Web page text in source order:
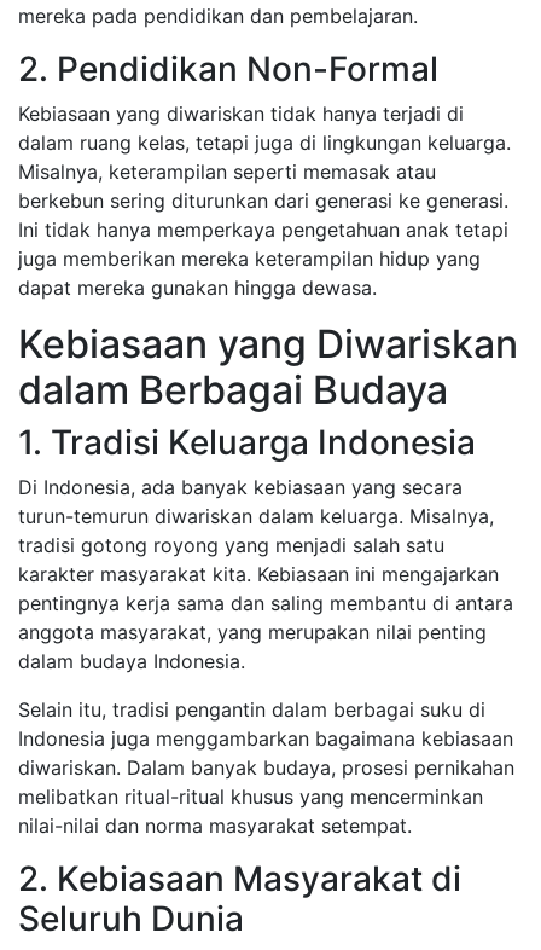
mereka pada pendidikan dan pembelajaran.
2. Pendidikan Non-Formal
Kebiasaan yang diwariskan tidak hanya terjadi di
dalam ruang kelas, tetapi juga di lingkungan keluarga.
Misalnya, keterampilan seperti memasak atau
berkebun sering diturunkan dari generasi ke generasi.
Ini tidak hanya memperkaya pengetahuan anak tetapi
juga memberikan mereka keterampilan hidup yang
dapat mereka gunakan hingga dewasa.
Kebiasaan yang Diwariskan
dalam Berbagai Budaya
1. Tradisi Keluarga Indonesia
Di Indonesia, ada banyak kebiasaan yang secara
turun-temurun diwariskan dalam keluarga. Misalnya,
tradisi gotong royong yang menjadi salah satu
karakter masyarakat kita. Kebiasaan ini mengajarkan
pentingnya kerja sama dan saling membantu di antara
anggota masyarakat, yang merupakan nilai penting
dalam budaya Indonesia.
Selain itu, tradisi pengantin dalam berbagai suku di
Indonesia juga menggambarkan bagaimana kebiasaan
diwariskan. Dalam banyak budaya, prosesi pernikahan
melibatkan ritual-ritual khusus yang mencerminkan
nilai-nilai dan norma masyarakat setempat.
2. Kebiasaan Masyarakat di
Seluruh Dunia